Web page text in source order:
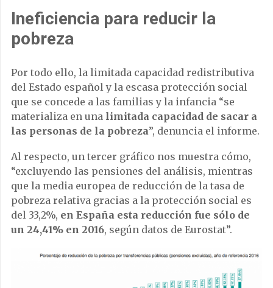
Ineficiencia para reducir la
pobreza
Por todo ello, la limitada capacidad redistributiva
del Estado español y la escasa protección social
que se concede a las familias y la infancia “se
materializa en una limitada capacidad de sacar a
las personas de la pobreza”, denuncia el informe.
Al respecto, un tercer gráfico nos muestra cómo,
“excluyendo las pensiones del análisis, mientras
que la media europea de reducción de la tasa de
pobreza relativa gracias a la protección social es
del 33,2%, en España esta reducción fue sólo de
un 24,41% en 2016, según datos de Eurostat”.